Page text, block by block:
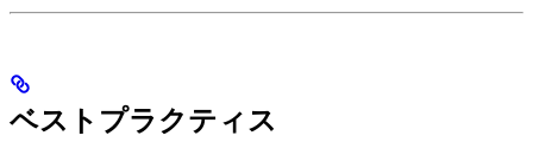
ベストプラクティス